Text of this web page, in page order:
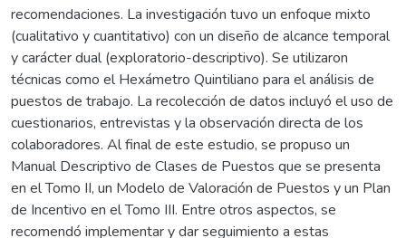
recomendaciones. La investigación tuvo un enfoque mixto
(cualitativo y cuantitativo) con un diseño de alcance temporal
y carácter dual (exploratorio-descriptivo). Se utilizaron
técnicas como el Hexámetro Quintiliano para el análisis de
puestos de trabajo. La recolección de datos incluyó el uso de
cuestionarios, entrevistas y la observación directa de los
colaboradores. Al final de este estudio, se propuso un
Manual Descriptivo de Clases de Puestos que se presenta
en el Tomo II, un Modelo de Valoración de Puestos y un Plan
de Incentivo en el Tomo III. Entre otros aspectos, se
recomendó implementar y dar seguimiento a estas